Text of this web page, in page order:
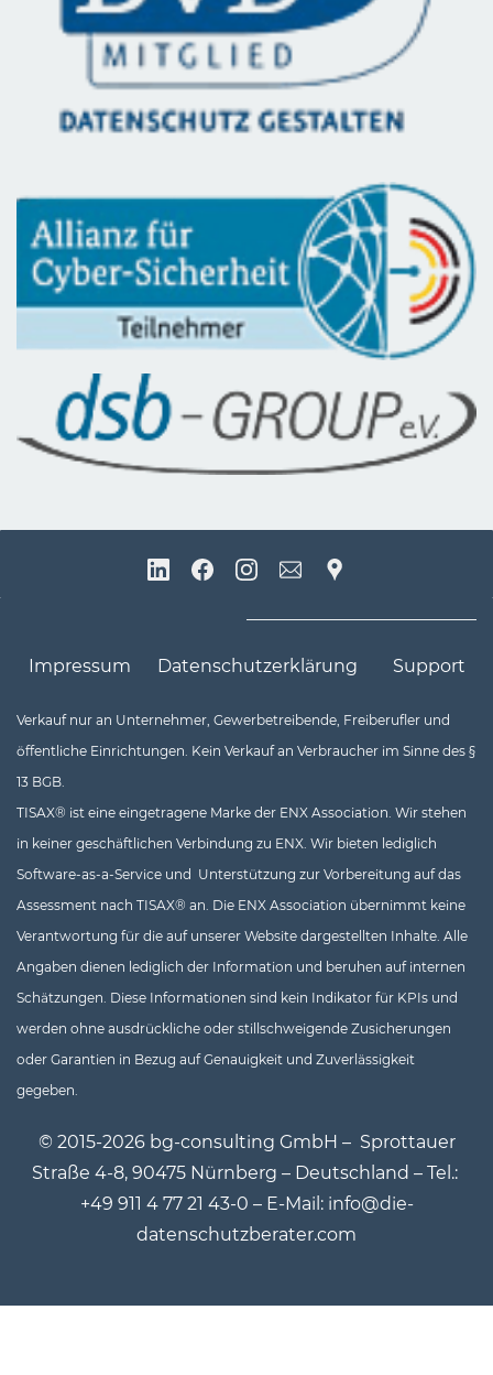
Impressum Datenschutzerklärung Support
Verkauf nur an Unternehmer, Gewerbetreibende, Freiberufler und
öffentliche Einrichtungen. Kein Verkauf an Verbraucher im Sinne des §
13 BGB.
TISAX® ist eine eingetragene Marke der ENX Association. Wir stehen
in keiner geschäftlichen Verbindung zu ENX. Wir bieten lediglich
Software-as-a-Service und Unterstützung zur Vorbereitung auf das
Assessment nach TISAX® an. Die ENX Association übernimmt keine
Verantwortung für die auf unserer Website dargestellten Inhalte. Alle
Angaben dienen lediglich der Information und beruhen auf internen
Schätzungen. Diese Informationen sind kein Indikator für KPIs und
werden ohne ausdrückliche oder stillschweigende Zusicherungen
oder Garantien in Bezug auf Genauigkeit und Zuverlässigkeit
gegeben.
© 2015-2026 bg-consulting GmbH – Sprottauer
Straße 4-8, 90475 Nürnberg – Deutschland – Tel.:
+49 911 4 77 21 43-0 – E-Mail: info@die-
datenschutzberater.com